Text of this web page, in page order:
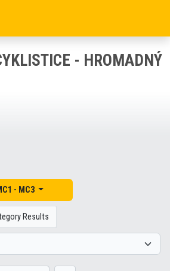
- HROMADNÝ
- MC3
Results